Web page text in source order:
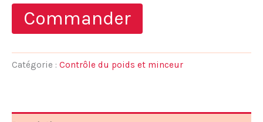
notations
client
prix
initial
était :
prix
actuel
est :
Commander
Catégorie : Contrôle du poids et minceur